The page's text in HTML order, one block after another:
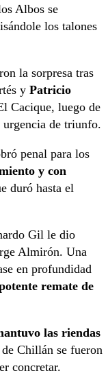
Albos se
los talones
la sorpresa tras
y Patricio
Cacique, luego de
de triunfo.
penal para los
y con
duró hasta el
Gil le dio
Almirón. Una
en profundidad
remate de
las riendas
Chillán se fueron
concretar.